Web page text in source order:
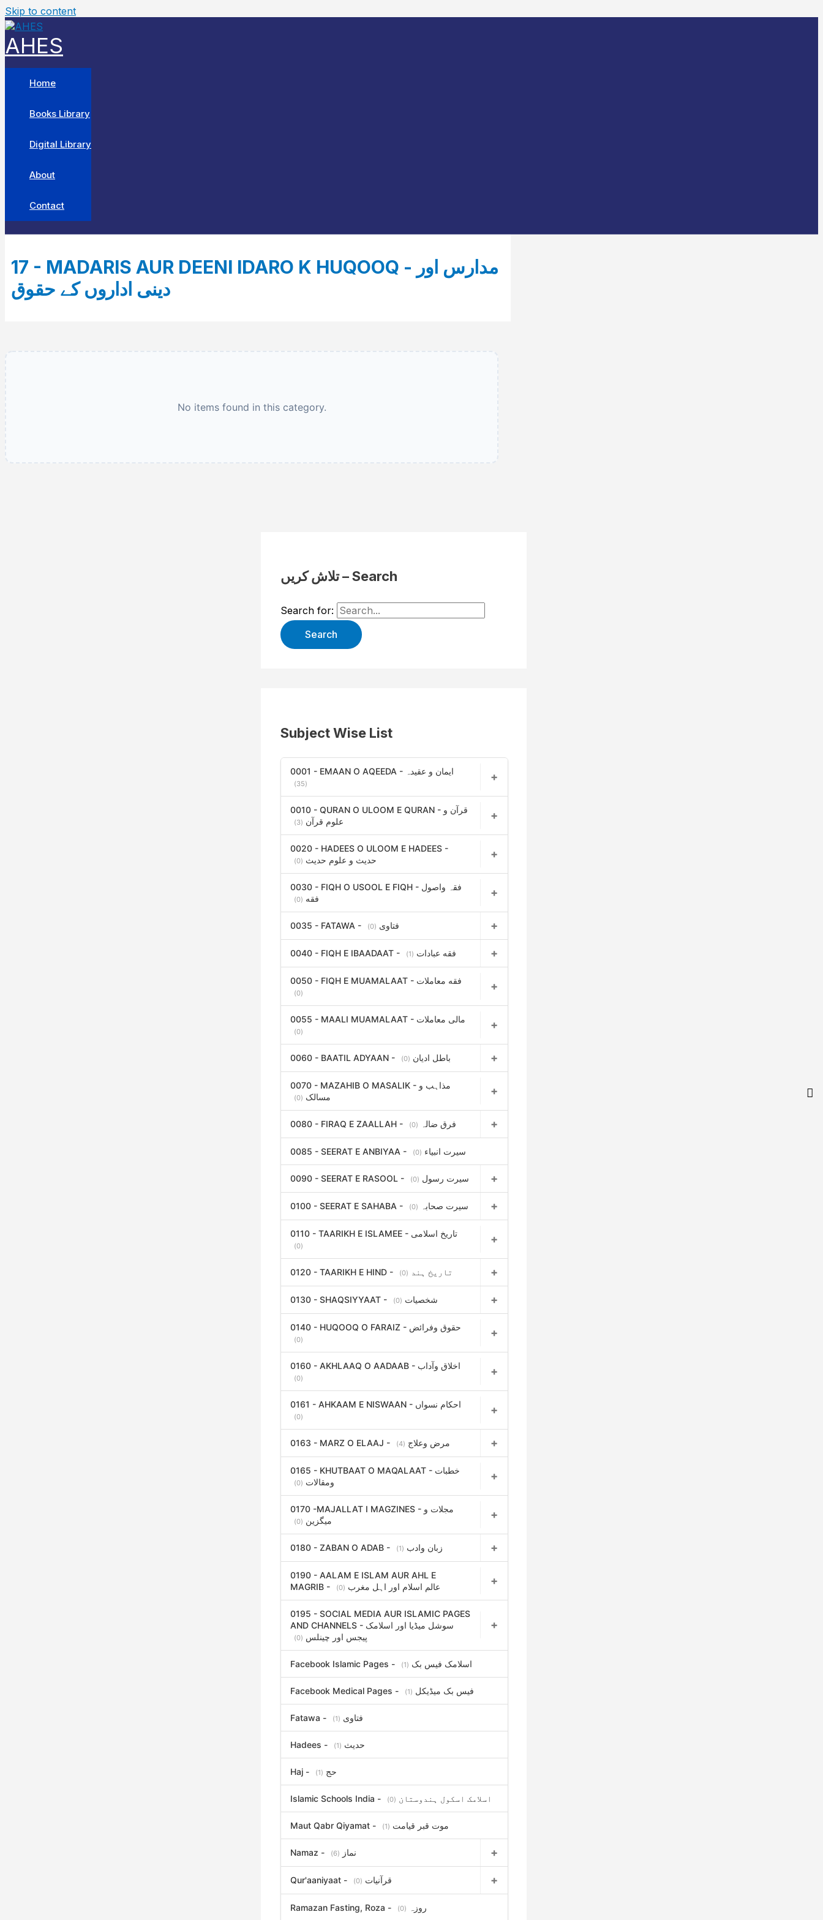
Skip to content
AHES
Home
Books Library
Digital Library
About
Contact
17 - MADARIS AUR DEENI IDARO K HUQOOQ - مدارس اور
دینی اداروں کے حقوق
No items found in this category.
تلاش کریں – Search
Search for:
Subject Wise List
0001 - EMAAN O AQEEDA - ایمان و عقیدہ
(35)
0010 - QURAN O ULOOM E QURAN - قرآن و
علوم قرآن (3)
0020 - HADEES O ULOOM E HADEES -
حدیث و علوم حدیث (0)
0030 - FIQH O USOOL E FIQH - فقہ واصول
فقه (0)
0035 - FATAWA - فتاوی (0)
0040 - FIQH E IBAADAAT - فقه عبادات (1)
0050 - FIQH E MUAMALAAT - فقه معاملات
(0)
0055 - MAALI MUAMALAAT - مالی معاملات
(0)
0060 - BAATIL ADYAAN - باطل ادیان (0)
0070 - MAZAHIB O MASALIK - مذاہب و
مسالک (0)
0080 - FIRAQ E ZAALLAH - فرق ضالہ (0)
0085 - SEERAT E ANBIYAA - سیرت انبیاء (0)
0090 - SEERAT E RASOOL - سیرت رسول (0)
0100 - SEERAT E SAHABA - سیرت صحابہ (0)
0110 - TAARIKH E ISLAMEE - تاریخ اسلامی
(0)
0120 - TAARIKH E HIND - تاریخ ہند (0)
0130 - SHAQSIYYAAT - شخصیات (0)
0140 - HUQOOQ O FARAIZ - حقوق وفرائض
(0)
0160 - AKHLAAQ O AADAAB - اخلاق وآداب
(0)
0161 - AHKAAM E NISWAAN - احکام نسواں
(0)
0163 - MARZ O ELAAJ - مرض وعلاج (4)
0165 - KHUTBAAT O MAQALAAT - خطبات
ومقالات (0)
0170 -MAJALLAT I MAGZINES - مجلات و
میگزین (0)
0180 - ZABAN O ADAB - زبان وادب (1)
0190 - AALAM E ISLAM AUR AHL E
MAGRIB - عالم اسلام اور اہل مغرب (0)
0195 - SOCIAL MEDIA AUR ISLAMIC PAGES
AND CHANNELS - سوشل میڈیا اور اسلامک
پیجس اور چینلس (0)
Facebook Islamic Pages - اسلامک فیس بک (1)
Facebook Medical Pages - فیس بک میڈیکل (1)
Fatawa - فتاوی (1)
Hadees - حدیث (1)
Haj - حج (1)
Islamic Schools India - اسلامک اسکول ہندوستان (0)
Maut Qabr Qiyamat - موت قبر قیامت (1)
Namaz - نماز (6)
Qur'aaniyaat - قرآنیات (0)
Ramazan Fasting, Roza - روزہ (0)